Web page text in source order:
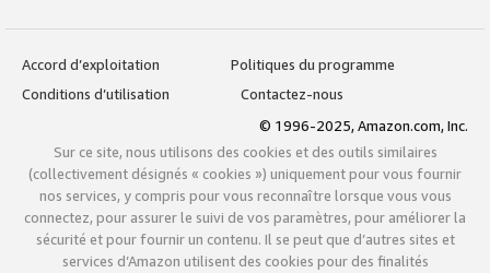
Accord d’exploitation
Politiques du programme
Conditions d’utilisation
Contactez-nous
© 1996-2025, Amazon.com, Inc.
Sur ce site, nous utilisons des cookies et des outils similaires
(collectivement désignés « cookies ») uniquement pour vous fournir
nos services, y compris pour vous reconnaître lorsque vous vous
connectez, pour assurer le suivi de vos paramètres, pour améliorer la
sécurité et pour fournir un contenu. Il se peut que d’autres sites et
services d’Amazon utilisent des cookies pour des finalités